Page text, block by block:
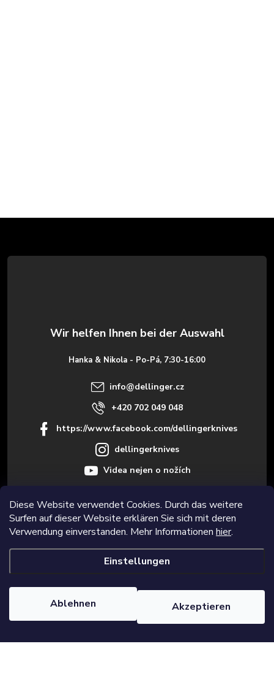
Diese Website verwendet Cookies. Durch das weitere
Surfen auf dieser Website erklären Sie sich mit deren
Verwendung einverstanden. Mehr Informationen hier.
Einstellungen
Ablehnen Akzeptieren
u
Informace pro vás
Hanka & Nikola - Po-Pá, 7:30-16:00
info@dellinger.cz
+420 702 049 048
https://www.facebook.com/dellingerknives
dellingerknives
Videa nejen o nožích
Erstellt von Shoptet Premium
Copyright 2026
Alle Rechte vorbehalten.Cookie-Einstellungen ändern